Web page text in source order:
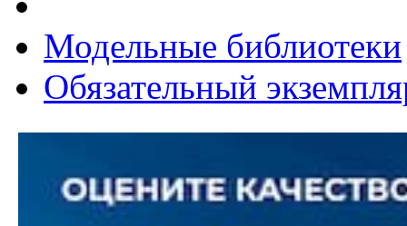
Модельные библиотеки
Обязательный